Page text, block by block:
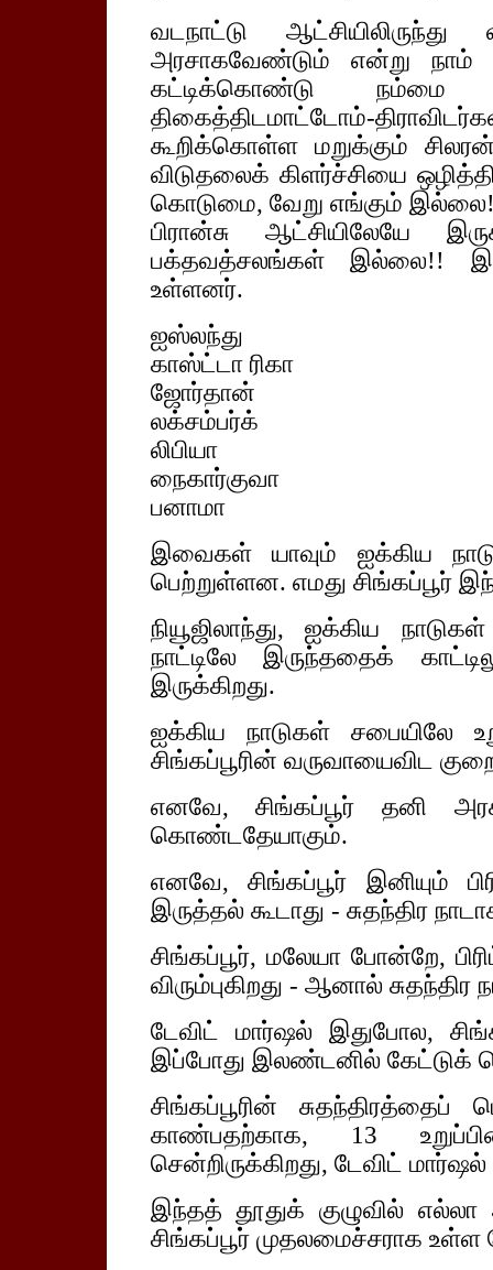
வடநாட்டு
அரசாகவேண்டும் என்று நாம்
கட்டிக்கொண்டு நம்மை
திகைத்திடமாட்டோம்-
கூறிக்கொள்ள மறுக்கும்
விடுதலைக் கிளர்ச்சியை
கொடுமை, வேறு எங்கும் இல்லை!
பிரான்சு ஆட்சியிலேயே
பக்தவத்சலங்கள் இல்லை!!
உள்ளனர்.
ஐஸ்லந்து
காஸ்ட்டா ரிகா
ஜோர்தான்
லக்சம்பர்க்
லிபியா
நைகார்குவா
பனாமா
இவைகள் யாவும் ஐக்கிய
பெற்றுள்ளன. எமது சிங்கப்பூர்
நியூஜிலாந்து, ஐக்கிய
நாட்டிலே இருந்ததைக்
இருக்கிறது.
ஐக்கிய நாடுகள் சபையிலே
சிங்கப்பூரின் வருவாயைவிட
எனவே, சிங்கப்பூர் தனி
கொண்டதேயாகும்.
எனவே, சிங்கப்பூர் இனியும்
இருத்தல் கூடாது - சுதந்திர
சிங்கப்பூர், மலேயா போன்றே,
விரும்புகிறது - ஆனால்
டேவிட் மார்ஷல் இதுபோல,
இப்போது இலண்டனில் கேட்டுக்
சிங்கப்பூரின் சுதந்திரத்தைப்
காண்பதற்காக, 13
சென்றிருக்கிறது, டேவிட்
இந்தத் தூதுக் குழுவில்
சிங்கப்பூர் முதலமைச்சராக